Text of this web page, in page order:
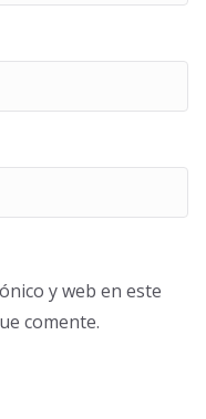
y web en este
comente.